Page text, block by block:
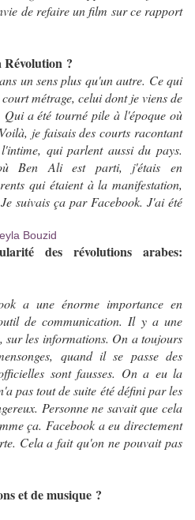
de refaire un film sur ce rapport
Révolution ?
un sens plus qu'un autre. Ce qui
métrage, celui dont je viens de
a été tourné pile à l'époque où
je faisais des courts racontant
qui parlent aussi du pays.
Ben Ali est parti, j'étais en
qui étaient à la manifestation,
suivais ça par Facebook. J'ai été
des révolutions arabes:
a une énorme importance en
de communication. Il y a une
sur les informations. On a toujours
quand il se passe des
sont fausses. On a eu la
pas tout de suite été défini par les
Personne ne savait que cela
ça. Facebook a eu directement
Cela a fait qu'on ne pouvait pas
et de musique ?